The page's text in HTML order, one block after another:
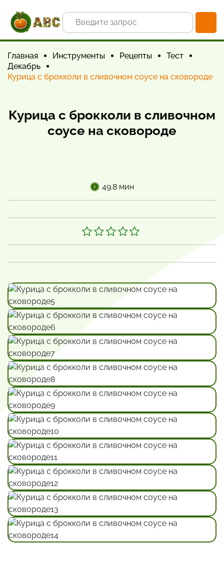
Главная Инструменты Рецепты
Тест
Декабрь
Курица с брокколи в сливочном соусе на сковороде
Курица с брокколи в сливочном
соусе на сковороде
49.8 мин